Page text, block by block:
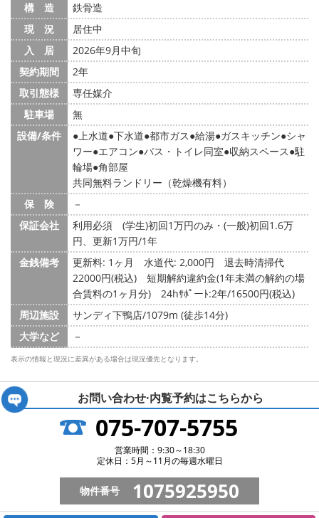
構 造
鉄骨造
現 況
居住中
入 居
2026年9月中旬
契約期間
2年
取引態様
専任媒介
駐車場
無
設備/条件
上水道 下水道 都市ガス 給湯 ガスキッチン シャ
ワー エアコン バス・トイレ同室 収納スペース 駐
輪場 角部屋
共同無料ランドリー（乾燥機有料）
保 険
－
保証会社
利用必須 (学生)初回1万円のみ・(一般)初回1.6万
円、更新1万円/1年
金銭備考
更新料: 1ヶ月 水道代: 2,000円
退去時清掃代
22000円(税込) 短期解約違約金(1年未満の解約の場
合賃料の1ヶ月分) 24hｻﾎﾟーﾄ:2年/16500円(税込)
周辺施設
サンディ下鴨店/1079m (徒歩14分)
大学など
－
表示の情報と現況に差異がある場合は現況優先となります。
お問い合わせ·内覧予約はこちらから
075-707-5755
営業時間：9:30～18:30
定休日：5月～11月の毎週水曜日
物件番号 1075925950